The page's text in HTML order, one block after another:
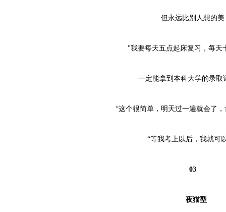
但永远比别人想的美
"我要每天五点起床复习，每天
一定能拿到本科大学的录
“这个很简单，明天过一遍就会了
“等我考上以后，我就可
03
夜猫型